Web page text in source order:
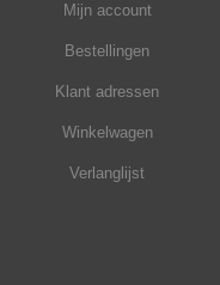
Mijn account
Bestellingen
Klant adressen
Winkelwagen
Verlanglijst